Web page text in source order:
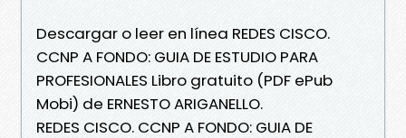
Descargar o leer en línea REDES CISCO.
CCNP A FONDO: GUIA DE ESTUDIO PARA
PROFESIONALES Libro gratuito (PDF ePub
Mobi) de ERNESTO ARIGANELLO.
REDES CISCO. CCNP A FONDO: GUIA DE